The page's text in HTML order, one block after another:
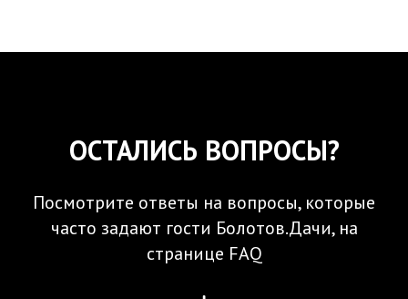
ОСТАЛИСЬ ВОПРОСЫ?
Посмотрите ответы на вопросы, которые
часто задают гости Болотов.Дачи, на
странице FAQ